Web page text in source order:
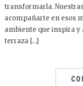
transformarla.
acompañarte en esos
ambiente que inspira y
terraza […]